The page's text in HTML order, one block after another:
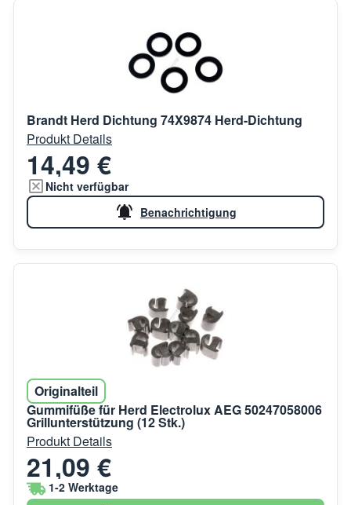
Brandt Herd Dichtung 74X9874 Herd-Dichtung
Produkt Details
14,49 €
Nicht verfügbar
Benachrichtigung
Originalteil
Gummifüße für Herd Electrolux AEG 50247058006
Grillunterstützung (12 Stk.)
Produkt Details
21,09 €
1-2 Werktage